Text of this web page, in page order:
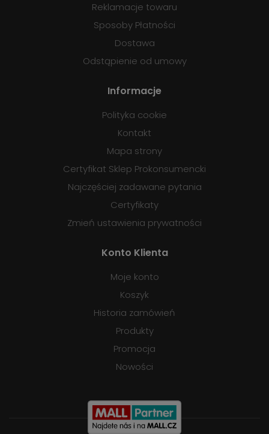
Reklamacje towaru
Sposoby Płatności
Dostawa
Odstąpienie od umowy
Informacje
Polityka cookie
Kontakt
Mapa strony
Certyfikat Sklep Prokonsumencki
Najczęściej zadawane pytania
Certyfikaty
Zmień ustawienia prywatności
Konto Klienta
Moje konto
Koszyk
Historia zamówień
Produkty
Promocja
Nowości